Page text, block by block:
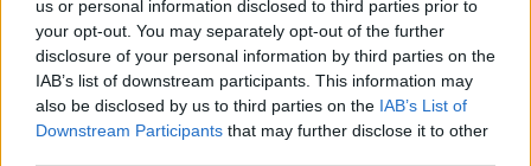
us or personal information disclosed to third parties prior to
your opt-out. You may separately opt-out of the further
disclosure of your personal information by third parties on the
IAB’s list of downstream participants. This information may
also be disclosed by us to third parties on the IAB’s List of
Downstream Participants that may further disclose it to other
στον υφυπουργό Άμυνας των ΗΠΑ, για τον
τομέα των πληροφοριών και της ασφάλειας,
δήλωσε πως «Ξέρουμε ότι οι στρατιωτικοί
μαςείδαν άγνωστης ταυτότητας φαινόμενα
και επειδή τα UAP συνιστούν πιθανό κίνδυνο